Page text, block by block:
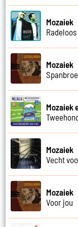
Mozaiek
Radeloos
Mozaiek
Mozaiek
Mozaiek
Vecht
Mozaiek
Voor jou